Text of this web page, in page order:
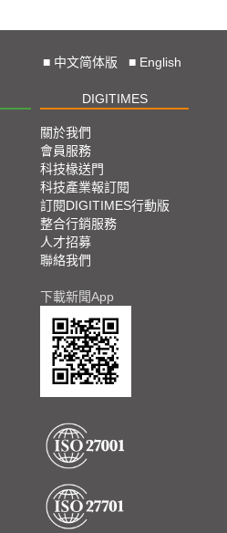
■ 中文简体版 ■ English
DIGITIMES
關於我們
會員服務
科技椽送門
科技產業報訂閱
訂閱DIGITIMES行動版
整合行銷服務
人才招募
聯絡我們
下載新聞App